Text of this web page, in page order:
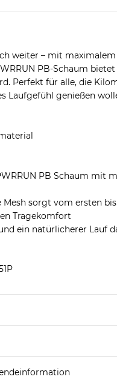
weiter – mit
PB-Schaum
Perfekt für alle, die
Laufgefühl genießen
PB Schaum mit
Mesh sorgt vom ersten
Tragekomfort
ein natürlicherer Lauf